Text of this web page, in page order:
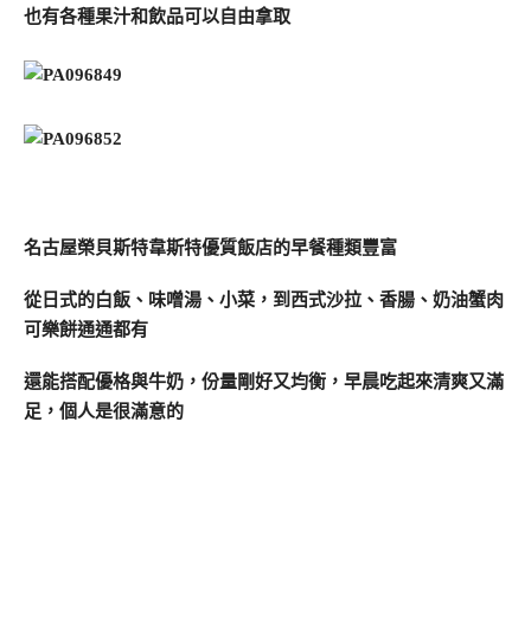
也有各種果汁和飲品可以自由拿取
名古屋榮貝斯特韋斯特優質飯店的早餐種類豐富
從日式的白飯、味噌湯、小菜，到西式沙拉、香腸、奶油蟹肉
可樂餅通通都有
還能搭配優格與牛奶，份量剛好又均衡，早晨吃起來清爽又滿
足，個人是很滿意的